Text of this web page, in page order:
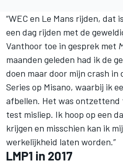
“WEC en Le Mans rijden, dat
een dag rijden met de
Vanthoor toe in gesprek met
maanden geleden had ik de
doen maar door mijn crash in
Series op Misano, waarbij ik
afbellen. Het was
test misliep. Ik hoop op een
krijgen en misschien kan ik
werkelijkheid laten worden.”
LMP1 in 2017